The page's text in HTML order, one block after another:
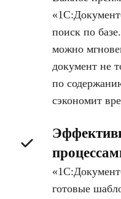
поиск по
можно
документ не
по
сэкономит
готовые